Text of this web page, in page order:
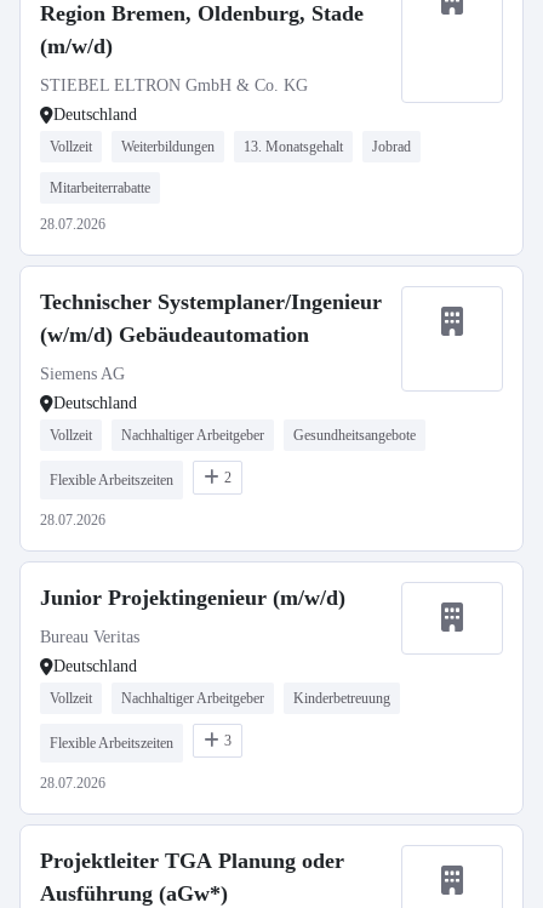
Region Bremen, Oldenburg, Stade
(m/w/d)
STIEBEL ELTRON GmbH & Co. KG
Deutschland
Vollzeit Weiterbildungen 13. Monatsgehalt Jobrad
Mitarbeiterrabatte
28.07.2026
Technischer Systemplaner/Ingenieur
(w/m/d) Gebäudeautomation
Siemens AG
Deutschland
Vollzeit Nachhaltiger Arbeitgeber Gesundheitsangebote
Flexible Arbeitszeiten 2
28.07.2026
Junior Projektingenieur (m/w/d)
Bureau Veritas
Deutschland
Vollzeit Nachhaltiger Arbeitgeber Kinderbetreuung
Flexible Arbeitszeiten 3
28.07.2026
Projektleiter TGA Planung oder
Ausführung (aGw*)